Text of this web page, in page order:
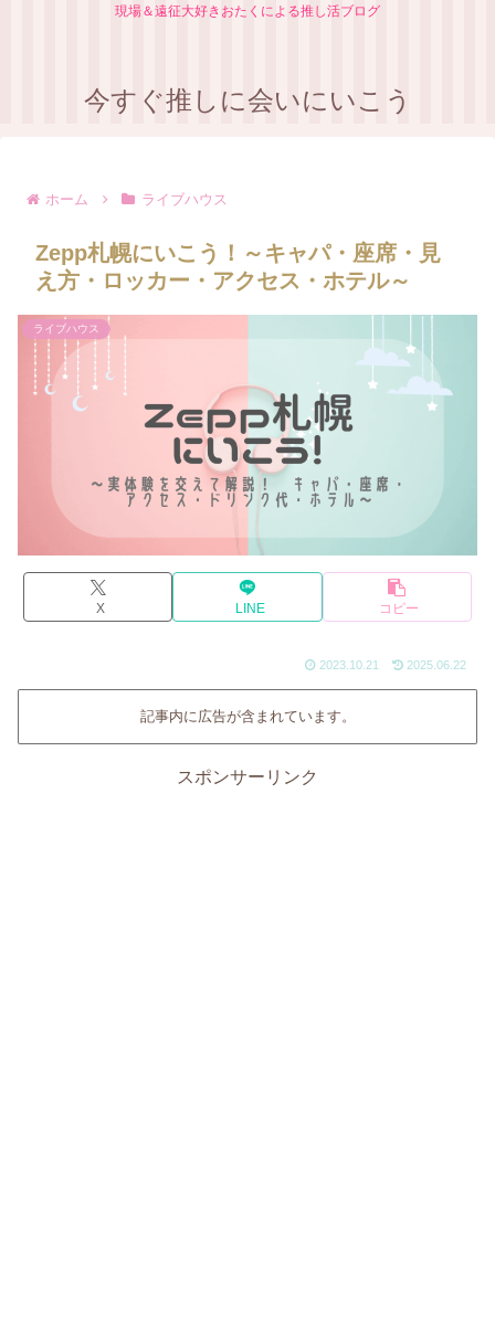
現場＆遠征大好きおたくによる推し活ブログ
今すぐ推しに会いにいこう
ホーム ライブハウス
Zepp札幌にいこう！～キャパ・座席・見
え方・ロッカー・アクセス・ホテル～
ライブハウス
X LINE コピー
2023.10.21 2025.06.22
記事内に広告が含まれています。
スポンサーリンク